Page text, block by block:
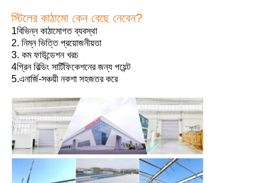
বাড়ি
পণ্য
আমাদের সম্পর্কে
কারখানা ভ্রমণ
স্টিলের কাঠামো কেন বেছে নেবেন?
1বিভিন্ন কাঠামোগত ব্যবস্থা
2. নিম্ন ভিত্তি প্রয়োজনীয়তা
3. কম ফাউন্ডেশন খরচ
4গ্রিন বিল্ডিং সার্টিফিকেশনের জন্য পয়েন্ট
5.এনার্জি-সঞ্চয়ী নকশা সহজতর করে